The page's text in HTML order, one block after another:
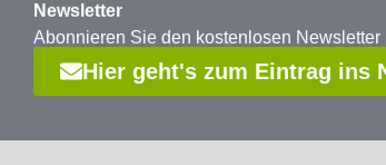
Newsletter
Abonnieren Sie den kostenlosen
Hier geht's zum Eintrag ins